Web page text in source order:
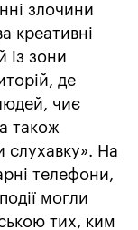
злочини
креативні
із зони
де
чиє
також
слухавку». На
телефони,
могли
тих, ким